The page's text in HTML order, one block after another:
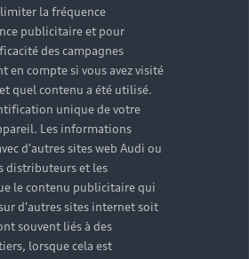
la fréquence
publicitaire et pour
des campagnes
en compte si vous avez visité
quel contenu a été utilisé.
unique de votre
Les informations
d'autres sites web Audi ou
distributeurs et les
le contenu publicitaire qui
d'autres sites internet soit
souvent liés à des
lorsque cela est